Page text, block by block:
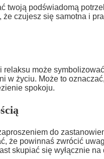
twoją podświadomą
że czujesz się samotna i
relaksu może
w życiu. Może to
spokoju.
do
że powinnaś zwrócić
skupiać się wyłącznie na